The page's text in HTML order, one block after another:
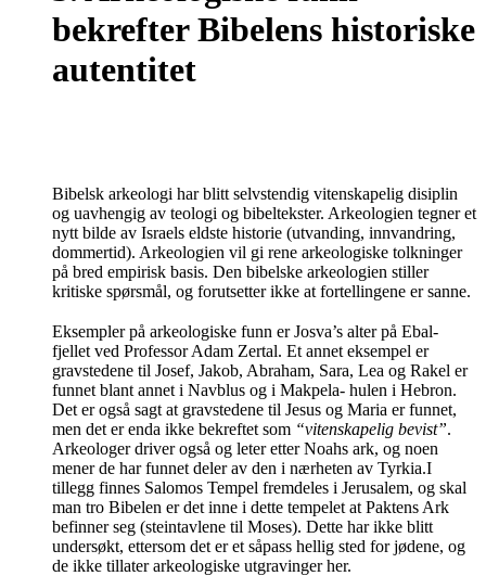
bekrefter Bibelens historiske
autentitet
Bibelsk arkeologi har blitt selvstendig vitenskapelig disiplin
og uavhengig av teologi og bibeltekster. Arkeologien tegner et
nytt bilde av Israels eldste historie (utvanding, innvandring,
dommertid). Arkeologien vil gi rene arkeologiske tolkninger
på bred empirisk basis. Den bibelske arkeologien stiller
kritiske spørsmål, og forutsetter ikke at fortellingene er sanne.
Eksempler på arkeologiske funn er Josva’s alter på Ebal-
fjellet ved Professor Adam Zertal. Et annet eksempel er
gravstedene til Josef, Jakob, Abraham, Sara, Lea og Rakel er
funnet blant annet i Navblus og i Makpela- hulen i Hebron.
Det er også sagt at gravstedene til Jesus og Maria er funnet,
men det er enda ikke bekreftet som “vitenskapelig bevist”.
Arkeologer driver også og leter etter Noahs ark, og noen
mener de har funnet deler av den i nærheten av Tyrkia.I
tillegg finnes Salomos Tempel fremdeles i Jerusalem, og skal
man tro Bibelen er det inne i dette tempelet at Paktens Ark
befinner seg (steintavlene til Moses). Dette har ikke blitt
undersøkt, ettersom det er et såpass hellig sted for jødene, og
de ikke tillater arkeologiske utgravinger her.